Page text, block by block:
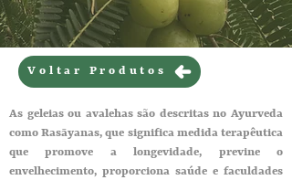
Voltar Produtos
As geleias ou avalehas são descritas no Ayurveda
como Rasāyanas, que significa medida terapêutica
que promove a longevidade, previne o
envelhecimento, proporciona saúde e faculdades